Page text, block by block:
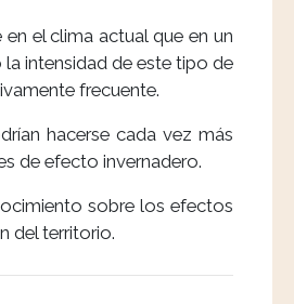
el clima actual que en un
intensidad de este tipo de
frecuente.
hacerse cada vez más
de efecto invernadero.
sobre los efectos
del territorio.